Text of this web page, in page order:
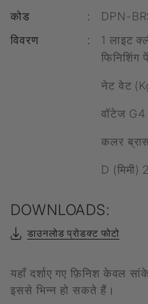
कोड
:
DPN-
विवरण
:
1 लाइट
फिनिशिंग
नेट वेट
वॉटेज G4
कलर
D (मिमी)
DOWNLOADS:
डाउनलोड प्रोडक्ट फोटो
यहाँ दर्शाए गए फ़िनिश केवल
इससे भिन्न हो सकते हैं।